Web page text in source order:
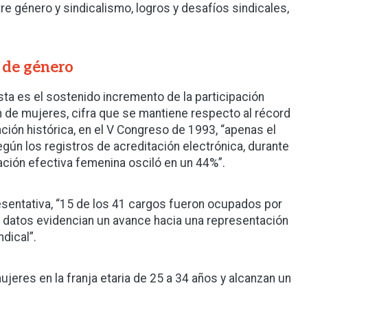
género y sindicalismo, logros y desafíos sindicales,
género
es el sostenido incremento de la participación
mujeres, cifra que se mantiene respecto al récord
histórica, en el V Congreso de 1993, “apenas el
los registros de acreditación electrónica, durante
efectiva femenina osciló en un 44%”.
“15 de los 41 cargos fueron ocupados por
evidencian un avance hacia una representación
en la franja etaria de 25 a 34 años y alcanzan un